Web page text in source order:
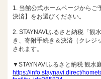
1. 当館公式ホームページから
決済】をお選びください。
2. STAYNAVIふるさと納税「観
き、寄附手続き＆決済（クレジ
されます。
▼STAYNAVIふるさと納税 観水
https://info.staynavi.direct/